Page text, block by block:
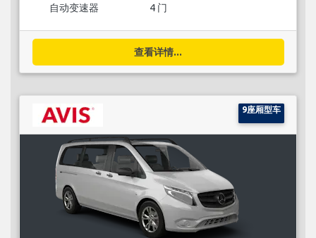
自动变速器 4 门
查看详情...
9座厢型车